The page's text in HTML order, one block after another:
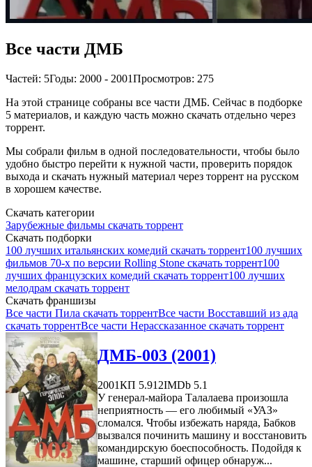
Все части ДМБ
Частей: 5Годы: 2000 - 2001Просмотров: 275
На этой странице собраны все части ДМБ. Сейчас в подборке
5 материалов, и каждую часть можно скачать отдельно через
торрент.
Мы собрали фильм в одной последовательности, чтобы было
удобно быстро перейти к нужной части, проверить порядок
выхода и скачать нужный материал через торрент на русском
в хорошем качестве.
Скачать категории
Зарубежные фильмы скачать торрент
Скачать подборки
100 лучших итальянских комедий скачать торрент100 лучших
фильмов 70-х по версии Rolling Stone скачать торрент100
лучших французских комедий скачать торрент100 лучших
мелодрам скачать торрент
Скачать франшизы
Все части Пила скачать торрентВсе части Восставший из ада
скачать торрентВсе части Нерассказанное скачать торрент
ДМБ-003 (2001)
2001КП 5.912IMDb 5.1
У генерал-майора Талалаева произошла
неприятность — его любимый «УАЗ»
сломался. Чтобы избежать наряда, Бабков
вызвался починить машину и восстановить
командирскую боеспособность. Подойдя к
машине, старший офицер обнаруж...